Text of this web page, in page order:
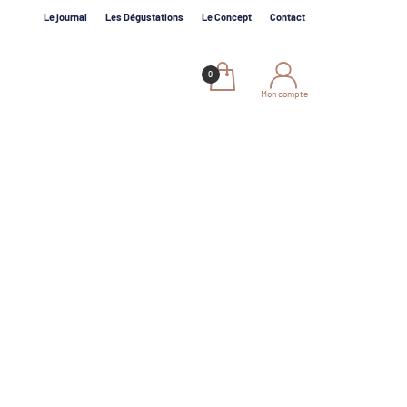
Le journal Les Dégustations Le Concept Contact
Mon compte